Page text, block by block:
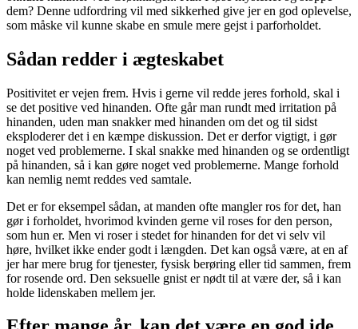
dem? Denne udfordring vil med sikkerhed give jer en god oplevelse,
som måske vil kunne skabe en smule mere gejst i parforholdet.
Sådan redder i ægteskabet
Positivitet er vejen frem. Hvis i gerne vil redde jeres forhold, skal i
se det positive ved hinanden. Ofte går man rundt med irritation på
hinanden, uden man snakker med hinanden om det og til sidst
eksploderer det i en kæmpe diskussion. Det er derfor vigtigt, i gør
noget ved problemerne. I skal snakke med hinanden og se ordentligt
på hinanden, så i kan gøre noget ved problemerne. Mange forhold
kan nemlig nemt reddes ved samtale.
Det er for eksempel sådan, at manden ofte mangler ros for det, han
gør i forholdet, hvorimod kvinden gerne vil roses for den person,
som hun er. Men vi roser i stedet for hinanden for det vi selv vil
høre, hvilket ikke ender godt i længden. Det kan også være, at en af
jer har mere brug for tjenester, fysisk berøring eller tid sammen, frem
for rosende ord. Den seksuelle gnist er nødt til at være der, så i kan
holde lidenskaben mellem jer.